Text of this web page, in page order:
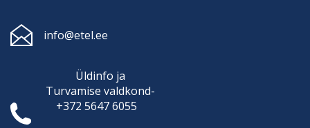
info@etel.ee
Üldinfo ja
Turvamise valdkond-
+372 5647 6055